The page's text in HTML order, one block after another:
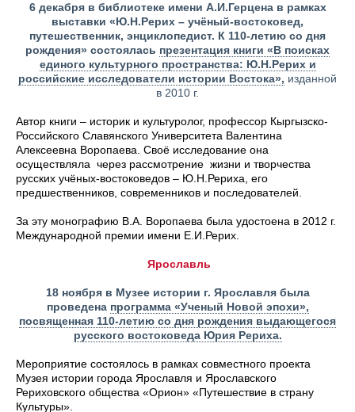
6 декабря в библиотеке имени А.И.Герцена в рамках
выставки «Ю.Н.Рерих – учёный-востоковед,
путешественник, энциклопедист. К 110-летию со дня
рождения» состоялась презентация книги «В поисках
единого культурного пространства: Ю.Н.Рерих и
российские исследователи истории Востока», изданной
в 2010 г.
Автор книги – историк и культуролог, профессор Кыргызско-
Российского Славянского Университета Валентина
Алексеевна Воропаева. Своё исследование она
осуществляла через рассмотрение жизни и творчества
русских учёных-востоковедов – Ю.Н.Рериха, его
предшественников, современников и последователей.
За эту монографию В.А. Воропаева была удостоена в 2012 г.
Международной премии имени Е.И.Рерих.
Ярославль
18 ноября в Музее истории г. Ярославля была
проведена программа «Ученый Новой эпохи»,
посвященная 110-летию со дня рождения выдающегося
русского востоковеда Юрия Рериха.
Мероприятие состоялось в рамках совместного проекта
Музея истории города Ярославля и Ярославского
Рериховского общества «Орион» «Путешествие в страну
Культуры».